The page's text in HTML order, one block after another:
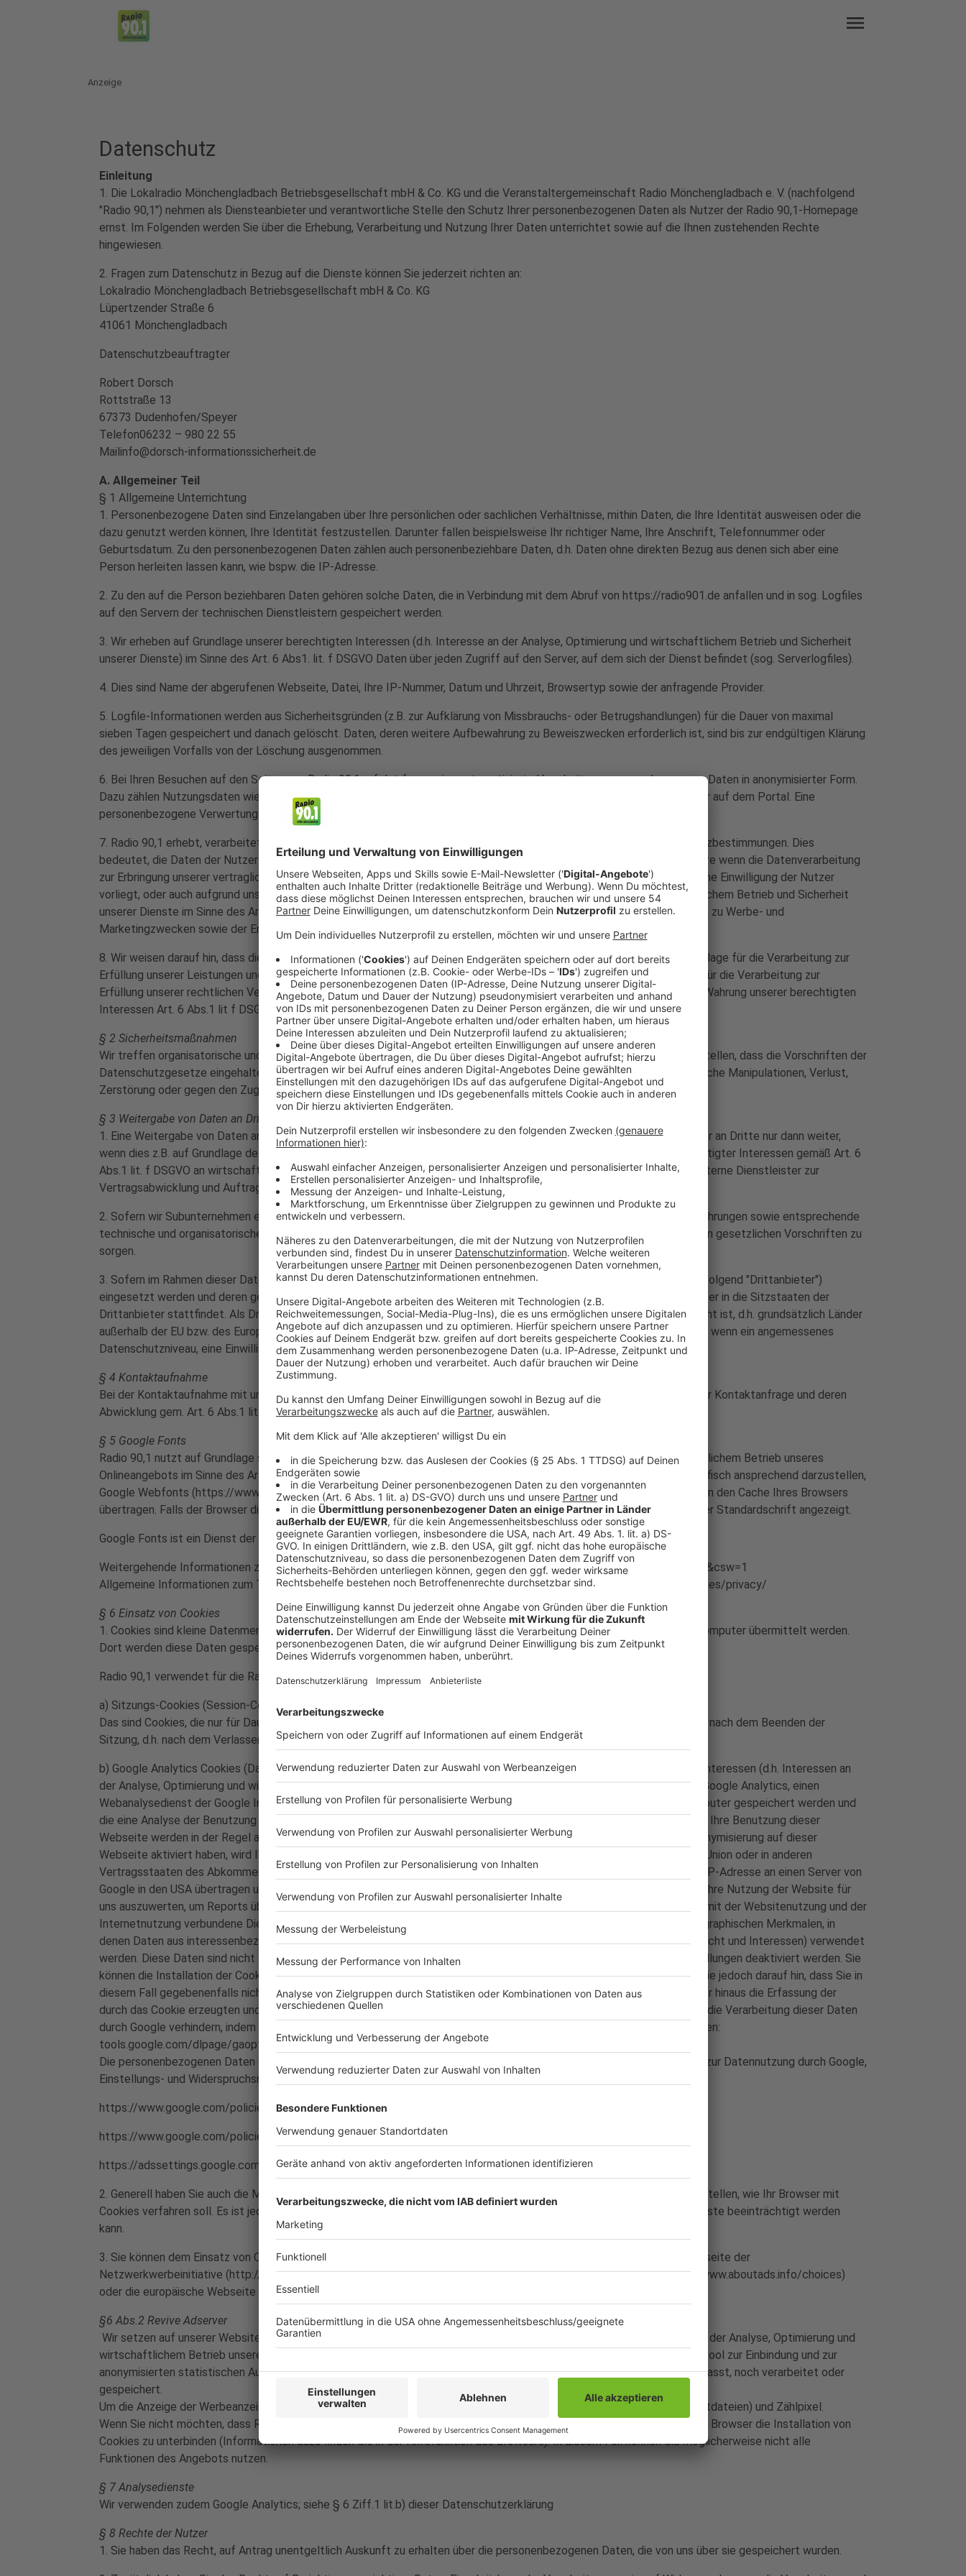
menu
Anzeige
Datenschutz
Einleitung
1. Die Lokalradio Mönchengladbach Betriebsgesellschaft mbH & Co. KG und die Veranstaltergemeinschaft Radio Mönchengladbach e. V. (nachfolgend
"Radio 90,1") nehmen als Diensteanbieter und verantwortliche Stelle den Schutz Ihrer personenbezogenen Daten als Nutzer der Radio 90,1-Homepage
ernst. Im Folgenden werden Sie über die Erhebung, Verarbeitung und Nutzung Ihrer Daten unterrichtet sowie auf die Ihnen zustehenden Rechte
hingewiesen.
2. Fragen zum Datenschutz in Bezug auf die Dienste können Sie jederzeit richten an:
Lokalradio Mönchengladbach Betriebsgesellschaft mbH & Co. KG
Lüpertzender Straße 6
41061 Mönchengladbach
Datenschutzbeauftragter
Robert Dorsch
Rottstraße 13
67373 Dudenhofen/Speyer
Telefon06232 – 980 22 55
Mailinfo@dorsch-informationssicherheit.de
A. Allgemeiner Teil
§ 1 Allgemeine Unterrichtung
1. Personenbezogene Daten sind Einzelangaben über Ihre persönlichen oder sachlichen Verhältnisse, mithin Daten, die Ihre Identität ausweisen oder die
dazu genutzt werden können, Ihre Identität festzustellen. Darunter fallen beispielsweise Ihr richtiger Name, Ihre Anschrift, Telefonnummer oder
Geburtsdatum. Zu den personenbezogenen Daten zählen auch personenbeziehbare Daten, d.h. Daten ohne direkten Bezug aus denen sich aber eine
Person herleiten lassen kann, wie bspw. die IP-Adresse.
2. Zu den auf die Person beziehbaren Daten gehören solche Daten, die in Verbindung mit dem Abruf von https://radio901.de anfallen und in sog. Logfiles
auf den Servern der technischen Dienstleistern gespeichert werden.
3. Wir erheben auf Grundlage unserer berechtigten Interessen (d.h. Interesse an der Analyse, Optimierung und wirtschaftlichem Betrieb und Sicherheit
unserer Dienste) im Sinne des Art. 6 Abs1. lit. f DSGVO Daten über jeden Zugriff auf den Server, auf dem sich der Dienst befindet (sog. Serverlogfiles).
4. Dies sind Name der abgerufenen Webseite, Datei, Ihre IP-Nummer, Datum und Uhrzeit, Browsertyp sowie der anfragende Provider.
5. Logfile-Informationen werden aus Sicherheitsgründen (z.B. zur Aufklärung von Missbrauchs- oder Betrugshandlungen) für die Dauer von maximal
sieben Tagen gespeichert und danach gelöscht. Daten, deren weitere Aufbewahrung zu Beweiszwecken erforderlich ist, sind bis zur endgültigen Klärung
des jeweiligen Vorfalls von der Löschung ausgenommen.
6. Bei Ihren Besuchen auf den Seiten von Radio 90,1 erfolgt ferner eine automatisierte Verarbeitung personenbezogener Daten in anonymisierter Form.
Dazu zählen Nutzungsdaten wie Beginn und Ende Ihres Besuchs, die von Ihnen aufgerufenen Seiten oder die Verweildauer auf dem Portal. Eine
personenbezogene Verwertung dieser Daten findet nicht statt.
7. Radio 90,1 erhebt, verarbeitet oder nutzt personenbezogene Daten nur unter Einhaltung der einschlägigen Datenschutzbestimmungen. Dies
bedeutet, die Daten der Nutzer werden nur bei Vorliegen einer gesetzlichen Erlaubnis verarbeitet. Dies heißt, insbesondere wenn die Datenverarbeitung
zur Erbringung unserer vertraglichen Leistungen sowie Online-Services erforderlich bzw. gesetzlich vorgeschrieben ist, eine Einwilligung der Nutzer
vorliegt, oder auch aufgrund unserer berechtigten Interessen (d.h. Interesse an der Analyse, Optimierung und wirtschaftlichem Betrieb und Sicherheit
unserer Dienste im Sinne des Art. 6 Abs.1 lit. f DSGVO, insbesondere bei der Reichweitenmessung, Erstellung von Profilen zu Werbe- und
Marketingzwecken sowie der Erhebung von Zugriffsdaten und den Einsatz der Dienste von Drittanbietern.
8. Wir weisen darauf hin, dass die Rechtsgrundlage der Einwilligungen Art. 6 Abs.1 lit. a und Art. 7 DSGVO, die Rechtsgrundlage für die Verarbeitung zur
Erfüllung unserer Leistungen und Durchführung vertraglicher Maßnahmen Art. 6 Abs.1 lit. b DSGVO, die Rechtsgrundlage für die Verarbeitung zur
Erfüllung unserer rechtlichen Verpflichtungen Art. 6 Abs.1 lit. c DSGVO und die Rechtsgrundlage für die Verarbeitung zur Wahrung unserer berechtigten
Interessen Art. 6 Abs.1 lit f DSGVO ist.
§ 2 Sicherheitsmaßnahmen
Wir treffen organisatorische und technische Sicherheitsmaßnahmen entsprechend dem Stand der Technik, um sicherzustellen, dass die Vorschriften der
Datenschutzgesetze eingehalten werden und um damit die durch uns verarbeiteten Daten gegen zufällige oder vorsätzliche Manipulationen, Verlust,
Zerstörung oder gegen den Zugriff unberechtigter Personen zu schützen.
§ 3 Weitergabe von Daten an Dritte und Drittanbieter
1. Eine Weitergabe von Daten an Dritte erfolgt nur im Rahmen der gesetzlichen Vorgaben. Wir geben die Daten der Nutzer an Dritte nur dann weiter,
wenn dies z.B. auf Grundlage des Art. 6 Abs.1 lit. b DSGVO für Vertragszwecke erforderlich ist oder auf Grundlage berechtigter Interessen gemäß Art. 6
Abs.1 lit. f DSGVO an wirtschaftlichem und effektivem Betrieb unseres Geschäftsbetriebes. Dies betrifft interne und externe Dienstleister zur
Vertragsabwicklung und Auftragsverarbeitung.
2. Sofern wir Subunternehmen einsetzen, um unsere Leistungen bereitzustellen, ergreifen wir geeignete rechtliche Vorkehrungen sowie entsprechende
technische und organisatorische Maßnahmen, um für den Schutz der personenbezogenen Daten gemäß den einschlägigen gesetzlichen Vorschriften zu
sorgen.
3. Sofern im Rahmen dieser Datenschutzerklärung Inhalte, Werkzeuge oder sonstige Mittel von anderen Anbietern (nachfolgend "Drittanbieter")
eingesetzt werden und deren genannter Sitz sich in einem Drittland befindet, ist davon auszugehen, dass ein Datentransfer in die Sitzstaaten der
Drittanbieter stattfindet. Als Drittstaaten sind Länder zu verstehen, in denen die DSGVO kein unmittelbar geltendes Recht ist, d.h. grundsätzlich Länder
außerhalb der EU bzw. des Europäischen Wirtschaftsraums. Die Übermittlung von Daten in Drittstaaten erfolgt entweder, wenn ein angemessenes
Datenschutzniveau, eine Einwilligung der Nutzer oder eine gesetzliche Erlaubnis vorliegt.
§ 4 Kontaktaufnahme
Bei der Kontaktaufnahme mit uns (per Kontaktformular oder E-Mail) werden die Angaben des Nutzers zur Bearbeitung der Kontaktanfrage und deren
Abwicklung gem. Art. 6 Abs.1 lit. f DSGVO verarbeitet.
§ 5 Google Fonts
Radio 90,1 nutzt auf Grundlage seiner berechtigten Interessen (d.h. Interesse an der Analyse, Optimierung und wirtschaftlichem Betrieb unseres
Onlineangebots im Sinne des Art. 6 Abs.1 lit. f DSGVO), insbesondere um die Inhalte browserübergreifend korrekt und grafisch ansprechend darzustellen,
Google Webfonts (https://www.google.com/webfonts/). Google Webfonts werden zur Vermeidung mehrfachen Ladens in den Cache Ihres Browsers
übertragen. Falls der Browser die Google Webfonts nicht unterstützt oder den Zugriff unterbindet, werden Inhalte in einer Standardschrift angezeigt.
Google Fonts ist ein Dienst der Google Inc. ("Google").
Weitergehende Informationen zu Google Webfonts finden sie unter https://developers.google.com/fonts/faq?hl=de-DE&csw=1
Allgemeine Informationen zum Thema Datenschutz bei Google finden sie unter http://www.google.com/intl/de-DE/policies/privacy/
§ 6 Einsatz von Cookies
1. Cookies sind kleine Datenmengen, die zusammen mit den eigentlich angeforderten Daten aus dem Internet an Ihren Computer übermittelt werden.
Dort werden diese Daten gespeichert und für einen späteren Abruf bereitgehalten.
Radio 90,1 verwendet für die Radio 90,1-Homepage folgende Arten von Cookies:
a) Sitzungs-Cookies (Session-Cookies):
Das sind Cookies, die nur für Dauer einer Internetsitzung auf Ihrem Computer gespeichert werden. Diese Cookies werden nach dem Beenden der
Sitzung, d.h. nach dem Verlassen Webseite oder mit dem Schließen des Browserfensters wieder gelöscht.
b) Google Analytics Cookies (Datenerhebung zu Optimierungszwecken): Wir setzen auf Grundlage unserer berechtigten Interessen (d.h. Interessen an
der Analyse, Optimierung und wirtschaftlichem Betrieb unseres Onlineangebotes im Sinne des Art. 6 Abs.1 lit. f DSGVO) Google Analytics, einen
Webanalysedienst der Google Inc. ("Google"). Google Analytics verwendet Cookies, also Textdateien, die auf Ihrem Computer gespeichert werden und
die eine Analyse der Benutzung der Webseite durch Sie ermöglichen. Die durch den Cookie erzeugten Informationen über Ihre Benutzung dieser
Webseite werden in der Regel an einen Server von Google in den USA übertragen und dort gespeichert. Da wir die IP Anonymisierung auf dieser
Webseite aktiviert haben, wird Ihre IP-Adresse von Google jedoch zuvor innerhalb von Mitgliedstaaten der Europäischen Union oder in anderen
Vertragsstaaten des Abkommens über den Europäischen Wirtschaftsraum gekürzt. Nur in Ausnahmefällen wird die volle IP-Adresse an einen Server von
Google in den USA übertragen und erst dort gekürzt. Google wird diese Informationen in unserem Auftrag benutzen, um Ihre Nutzung der Website für
uns auszuwerten, um Reports über die Websiteaktivitäten für die Websitebetreiber zusammenzustellen und um weitere mit der Websitenutzung und der
Internetnutzung verbundene Dienstleistungen zu erbringen. Diese Website nutzt die Google Analytics Berichte zu demographischen Merkmalen, in
denen Daten aus interessenbezogener Werbung von Google sowie Besucherdaten von Drittanbietern (z. B. Alter, Geschlecht und Interessen) verwendet
werden. Diese Daten sind nicht auf eine bestimmte Person zurückzuführen und können jederzeit über die Anzeigeneinstellungen deaktiviert werden. Sie
können die Installation der Cookies durch eine entsprechende Einstellung Ihrer Browsersoftware verhindern; wir weisen Sie jedoch darauf hin, dass Sie in
diesem Fall gegebenenfalls nicht sämtliche Funktionen dieser Website voll umfänglich nutzen können. Sie können darüber hinaus die Erfassung der
durch das Cookie erzeugten und auf Ihre Nutzung der Website bezogenen Daten (inkl. Ihrer IP Adresse) an Google sowie die Verarbeitung dieser Daten
durch Google verhindern, indem Sie das unter dem folgenden Link verfügbare Browser-PlugIn herunterladen und installieren:
tools.google.com/dlpage/gaoptout?hl=de Google Analytics deaktivieren.
Die personenbezogenen Daten der Nutzer werden nach 26 Monaten gelöscht oder anonymisiert. Weitere Informationen zur Datennutzung durch Google,
Einstellungs- und Widerspruchsmöglichkeiten erfahren Sie auf den Webseiten von Google:
https://www.google.com/policies/privacy/partners/
https://www.google.com/policies/technologies/ads/
https://adssettings.google.com/anonymous
2. Generell haben Sie auch die Möglichkeit, Cookies über die entsprechende Browser-Funktion zu löschen und dort einzustellen, wie Ihr Browser mit
Cookies verfahren soll. Es ist jedoch darauf hinzuweisen, dass bei genereller Ablehnung von Cookies die Nutzung der Dienste beeinträchtigt werden
kann.
3. Sie können dem Einsatz von Cookies, die der Reichweitenmessung und Werbezwecken dienen, über die Deaktivierungsseite der
Netzwerkwerbeinitiative (http://optout.networkadvertising.org/) und zusätzlich die US-amerikanische Webseite (http://www.aboutads.info/choices)
oder die europäische Webseite (http://www.youronlinechoices.com/uk/your-ad-choices) widersprechen.
§6 Abs.2 Revive Adserver
Wir setzen auf unserer Website aufgrund unserer berechtigten Interessen gemäß Art. 6 Abs.1 lit. f DSGVO (Interesse an der Analyse, Optimierung und
wirtschaftlichem Betrieb unseres Onlinenangebots) Revive Adserver ein. Revive Adserver ist ein Open-Source-Softwaretool zur Einbindung und zur
anonymisierten statistischen Auswertung von Werbeanzeigen (Banner). Persönliche Daten werden über Revive weder erfasst, noch verarbeitet oder
gespeichert.
Um die Anzeige der Werbeanzeigen zu steuern und zu messen, speichert die Software auf Ihrem Computer Cookies (Textdateien) und Zählpixel.
Wenn Sie nicht möchten, dass Revive Adserver Cookies speichert, haben Sie die Möglichkeit, über die Einstellungen Ihres Browser die Installation von
Cookies zu unterbinden (Informationen dazu finden Sie in der Hilfefunktion des Browsers). In diesem Fall können Sie möglicherweise nicht alle
Funktionen des Angebots nutzen.
§ 7 Analysedienste
Wir verwenden zudem Google Analytics; siehe § 6 Ziff.1 lit.b) dieser Datenschutzerklärung
§ 8 Rechte der Nutzer
1. Sie haben das Recht, auf Antrag unentgeltlich Auskunft zu erhalten über die personenbezogenen Daten, die von uns über sie gespeichert wurden.